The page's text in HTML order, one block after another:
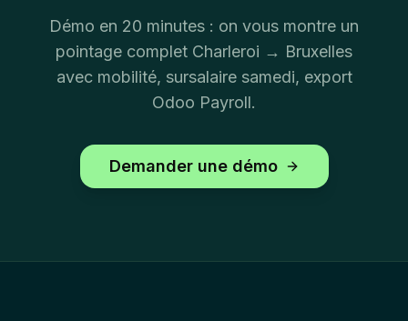
Démo en 20 minutes : on vous montre un
pointage complet Charleroi → Bruxelles
avec mobilité, sursalaire samedi, export
Odoo Payroll.
Demander une démo